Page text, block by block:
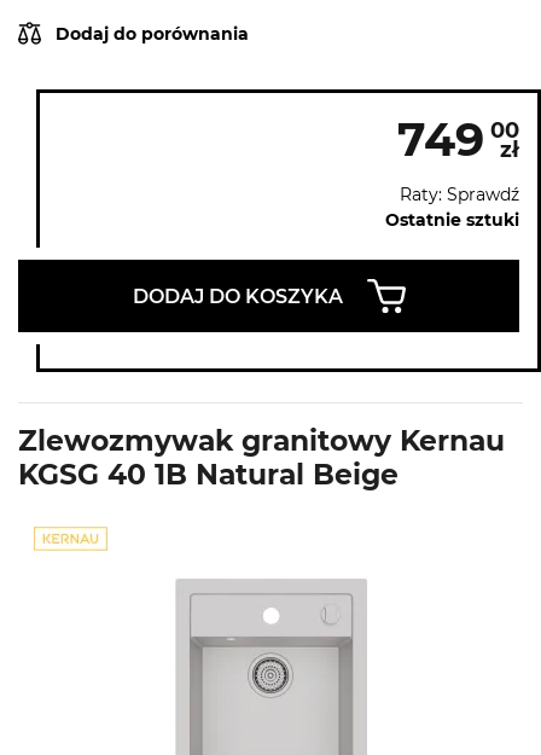
Dodaj do porównania
749 00
zł
Raty: Sprawdź
Ostatnie sztuki
DODAJ DO KOSZYKA
Zlewozmywak granitowy Kernau
KGSG 40 1B Natural Beige